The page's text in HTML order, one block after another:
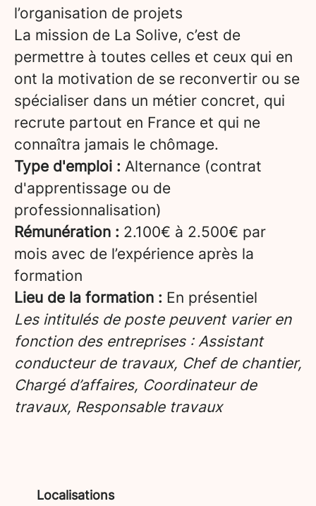
l’organisation de projets
La mission de La Solive, c’est de
permettre à toutes celles et ceux qui en
ont la motivation de se reconvertir ou se
spécialiser dans un métier concret, qui
recrute partout en France et qui ne
connaîtra jamais le chômage.
Type d'emploi : Alternance (contrat
d'apprentissage ou de
professionnalisation)
Rémunération : 2.100€ à 2.500€ par
mois avec de l’expérience après la
formation
Lieu de la formation : En présentiel
Les intitulés de poste peuvent varier en
fonction des entreprises : Assistant
conducteur de travaux, Chef de chantier,
Chargé d’affaires, Coordinateur de
travaux, Responsable travaux
Localisations